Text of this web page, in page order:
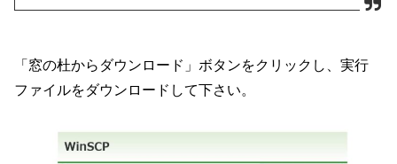
「窓の杜からダウンロード」ボタンをクリックし、実行
ファイルをダウンロードして下さい。